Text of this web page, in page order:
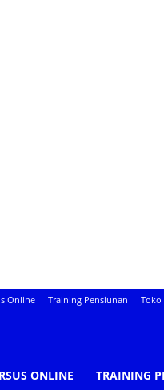
Online Training Pensiunan Toko
ONLINE TRAINING